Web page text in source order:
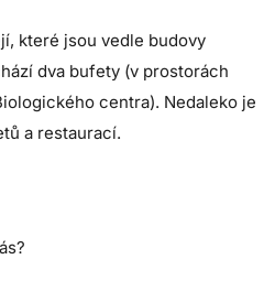
, které jsou vedle budovy
dva bufety (v prostorách
centra). Nedaleko je
a restaurací.